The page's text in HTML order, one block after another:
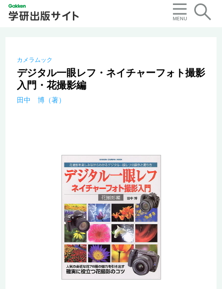
カメラムック
デジタル一眼レフ・ネイチャーフォト撮影
入門・花撮影編
田中 博（著）